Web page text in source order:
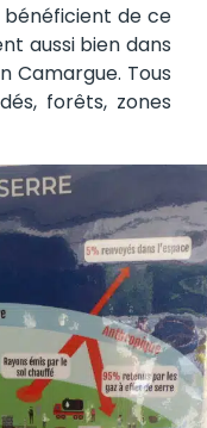
bénéficient de ce
aussi bien dans
Camargue. Tous
forêts, zones